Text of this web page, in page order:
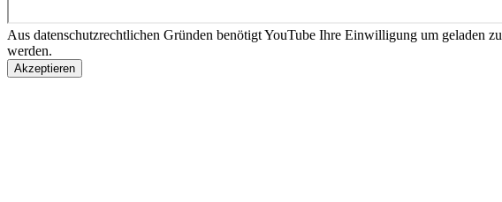
Aus datenschutzrechtlichen Gründen benötigt YouTube Ihre Einwilligung um geladen zu
werden.
Akzeptieren